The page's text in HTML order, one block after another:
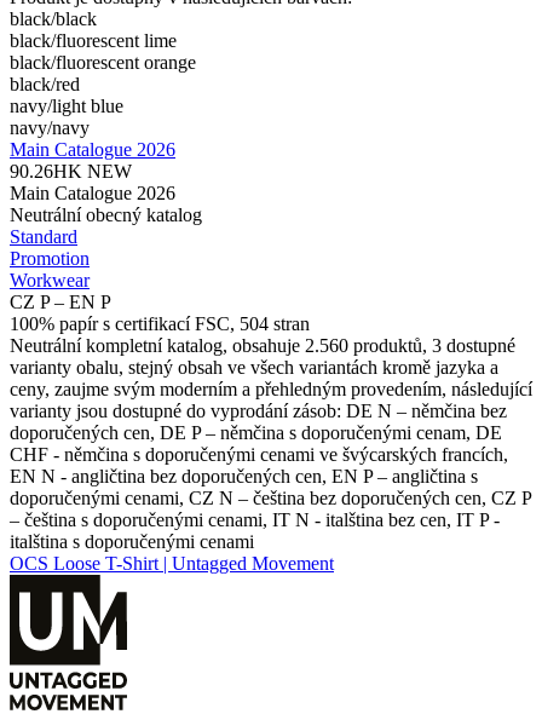
black/​black
black/​fluorescent lime
black/​fluorescent orange
black/​red
navy/​light blue
navy/​navy
Main Catalogue 2026
90.26HK NEW
Main Catalogue 2026
Neutrální obecný katalog
Standard
Promotion
Workwear
CZ P – EN P
100% papír s certifikací FSC, 504 stran
Neutrální kompletní katalog, obsahuje 2.560 produktů, 3 dostupné
varianty obalu, stejný obsah ve všech variantách kromě jazyka a
ceny, zaujme svým moderním a přehledným provedením, následující
varianty jsou dostupné do vyprodání zásob: DE N – němčina bez
doporučených cen, DE P – němčina s doporučenými cenam, DE
CHF - němčina s doporučenými cenami ve švýcarských francích,
EN N - angličtina bez doporučených cen, EN P – angličtina s
doporučenými cenami, CZ N – čeština bez doporučených cen, CZ P
– čeština s doporučenými cenami, IT N - italština bez cen, IT P -
italština s doporučenými cenami
OCS Loose T-Shirt | Untagged Movement